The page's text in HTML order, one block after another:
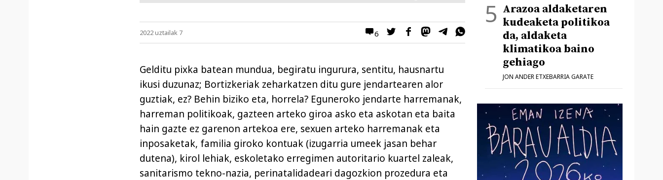
6
2022 uztailak 7
Gelditu pixka batean mundua, begiratu ingurura, sentitu, hausnartu
ikusi duzunaz; Bortizkeriak zeharkatzen ditu gure jendartearen alor
guztiak, ez? Behin biziko eta, horrela? Eguneroko jendarte harremanak,
harreman politikoak, gazteen arteko giroa asko eta askotan eta baita
hain gazte ez garenon artekoa ere, sexuen arteko harremanak eta
inposaketak, familia giroko kontuak (izugarria umeek jasan behar
dutena), kirol lehiak, eskoletako erregimen autoritario kuartel zaleak,
sanitarismo tekno-nazia, perinatalidadeari dagozkion prozedura eta
Arazoa aldaketaren
kudeaketa politikoa
da, aldaketa
klimatikoa baino
gehiago
JON ANDER ETXEBARRIA GARATE